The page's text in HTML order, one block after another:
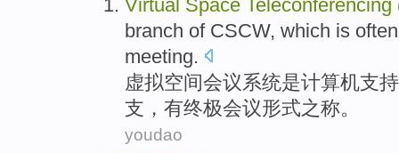
Virtual Space Teleconferencing
branch of CSCW, which is
meeting.
虚拟空间会议系统是计算机支持
支 ，有终极会议形式之称。
youdao